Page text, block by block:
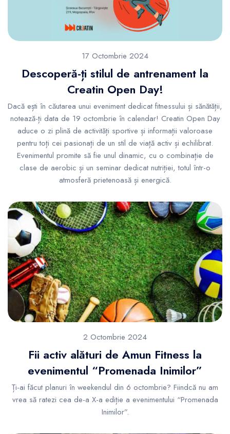
17 Octombrie 2024
Descoperă-ți stilul de antrenament la
Creatin Open Day!
Dacă ești în căutarea unui eveniment dedicat fitnessului și sănătății,
notează-ți data de 19 octombrie în calendar! Creatin Open Day
aduce o zi plină de activități sportive și informații valoroase
pentru toți cei pasionați de un stil de viață activ și echilibrat.
Evenimentul promite să fie unul dinamic, cu o combinație de
clase de aerobic și un seminar dedicat nutriției, totul într-o
atmosferă prietenoasă și energică.
2 Octombrie 2024
Fii activ alături de Amun Fitness la
evenimentul “Promenada Inimilor”
Ți-ai făcut planuri în weekendul din 6 octombrie? Fiindcă nu am
vrea să ratezi cea de-a X-a ediție a evenimentului “Promenada
Inimilor”.